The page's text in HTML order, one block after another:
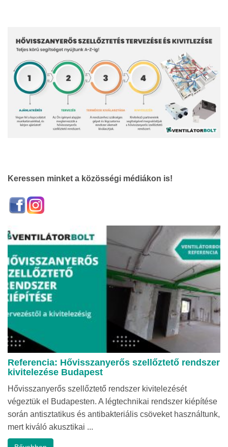
Keressen minket a közösségi médiákon is!
Referencia: Hővisszanyerős szellőztető rendszer
kivitelezése Budapest
Hővisszanyerős szellőztető rendszer kivitelezését
végeztük el Budapesten. A légtechnikai rendszer kiépítése
során antisztatikus és antibakteriális csöveket használtunk,
mert kiváló akusztikai ...